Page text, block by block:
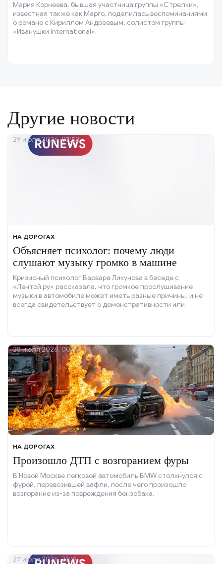
Мария Корнеева, бывшая участница группы «Стрелки»,
известная также как Марго, поделилась воспоминаниями
о романе с Кириллом Андреевым, солистом группы
«Иванушки International».
Другие новости
НА ДОРОГАХ
Объясняет психолог: почему люди
слушают музыку громко в машине
Кризисный психолог Варвара Ликунова в беседе с
«Лентой.ру» рассказала, что громкое прослушивание
музыки в автомобиле может иметь разные причины, и не
всегда свидетельствует о демонстративности или
29 июля 2026, 07:52
НА ДОРОГАХ
Произошло ДТП с возгоранием фуры
В Новой Москве легковой автомобиль BMW столкнулся с
фурой, перевозившей вафли, после чего произошло
возгорание из-за повреждения бензобака.
28 июля 2026, 00:53
27 июля 2026, 23:19